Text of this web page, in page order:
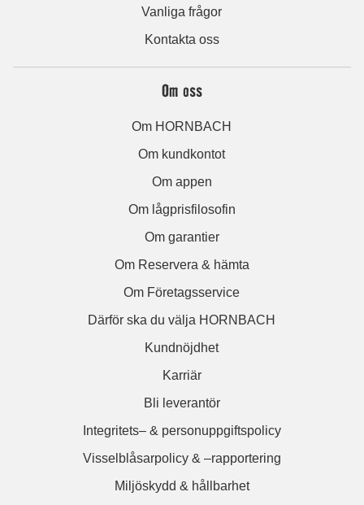
Vanliga frågor
Kontakta oss
Om oss
Om HORNBACH
Om kundkontot
Om appen
Om lågprisfilosofin
Om garantier
Om Reservera & hämta
Om Företagsservice
Därför ska du välja HORNBACH
Kundnöjdhet
Karriär
Bli leverantör
Integritets– & personuppgiftspolicy
Visselblåsarpolicy & –rapportering
Miljöskydd & hållbarhet